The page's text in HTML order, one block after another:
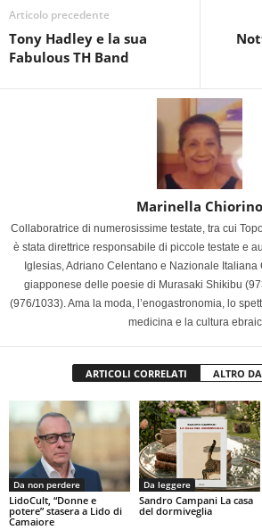
Articolo precedente
Tony Hadley e la sua
Fabulous TH Band
Marinella Chiorino
Collaboratrice di numerosissime testate, tra cui
è stata direttrice responsabile di piccole testate e
Iglesias, Adriano Celentano e Nazionale Italiana
giapponese delle poesie di Murasaki Shikibu
(976/1033). Ama la moda, l’enogastronomia, lo
medicina e la cultura
ARTICOLI CORRELATI ALTRO
Da non perdere
LidoCult, “Donne e
potere” stasera a Lido di
Camaiore
Da leggere
Sandro Campani La casa
del dormiveglia